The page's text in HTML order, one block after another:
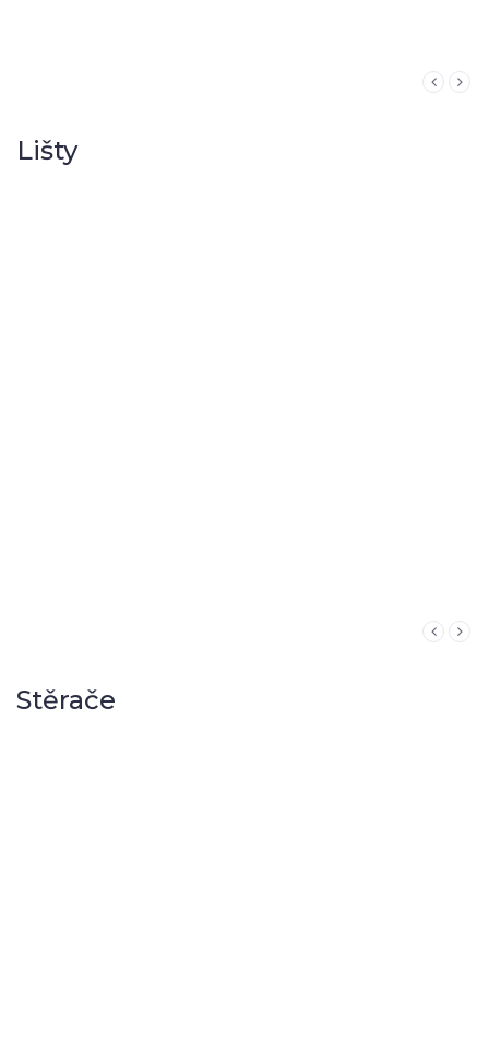
Lišty
Stěrače